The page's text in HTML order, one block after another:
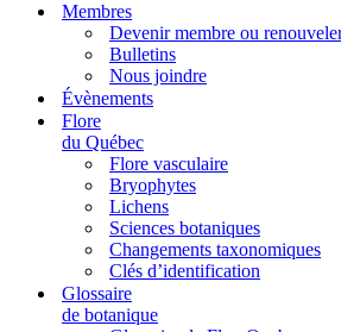
Membres
Devenir membre ou
Bulletins
Nous joindre
Évènements
Flore
du Québec
Flore vasculaire
Bryophytes
Lichens
Sciences botaniques
Changements taxonomiques
Clés d’identification
Glossaire
de botanique